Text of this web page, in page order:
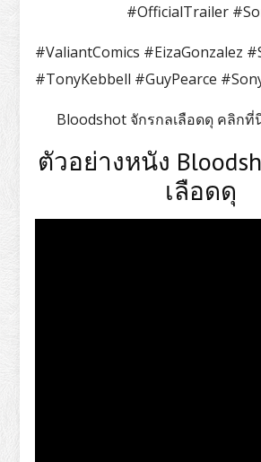
#OfficialTrailer
#ValiantComics #EizaGonzalez
#TonyKebbell #GuyPearce
Bloodshot จักรกลเลือดดุ คลิกที่
ตัวอย่างหนัง
เลือดดุ